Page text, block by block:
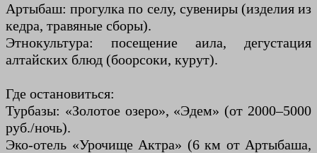
Артыбаш: прогулка по селу, сувениры (изделия из
кедра, травяные сборы).
Этнокультура: посещение аила, дегустация
алтайских блюд (боорсоки, курут).
Где остановиться:
Турбазы: «Золотое озеро», «Эдем» (от 2000–5000
руб./ночь).
Эко-отель «Урочище Актра» (6 км от Артыбаша,